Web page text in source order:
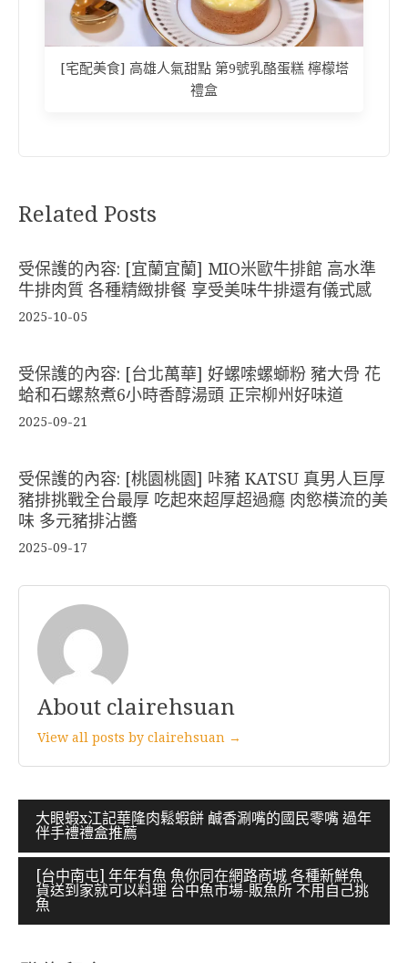
[宅配美食] 高雄人氣甜點 第9號乳酪蛋糕 檸檬塔
禮盒
Related Posts
受保護的內容: [宜蘭宜蘭] MIO米歐牛排館 高水準
牛排肉質 各種精緻排餐 享受美味牛排還有儀式感
2025-10-05
受保護的內容: [台北萬華] 好螺嗦螺螄粉 豬大骨 花
蛤和石螺熬煮6小時香醇湯頭 正宗柳州好味道
2025-09-21
受保護的內容: [桃園桃園] 咔豬 KATSU 真男人巨厚
豬排挑戰全台最厚 吃起來超厚超過癮 肉慾橫流的美
味 多元豬排沾醬
2025-09-17
About clairehsuan
View all posts by clairehsuan →
文
章
導
覽
大眼蝦x江記華隆肉鬆蝦餅 鹹香涮嘴的國民零嘴 過年
伴手禮禮盒推薦
[台中南屯] 年年有魚 魚你同在網路商城 各種新鮮魚
貨送到家就可以料理 台中魚市場-販魚所 不用自己挑
魚